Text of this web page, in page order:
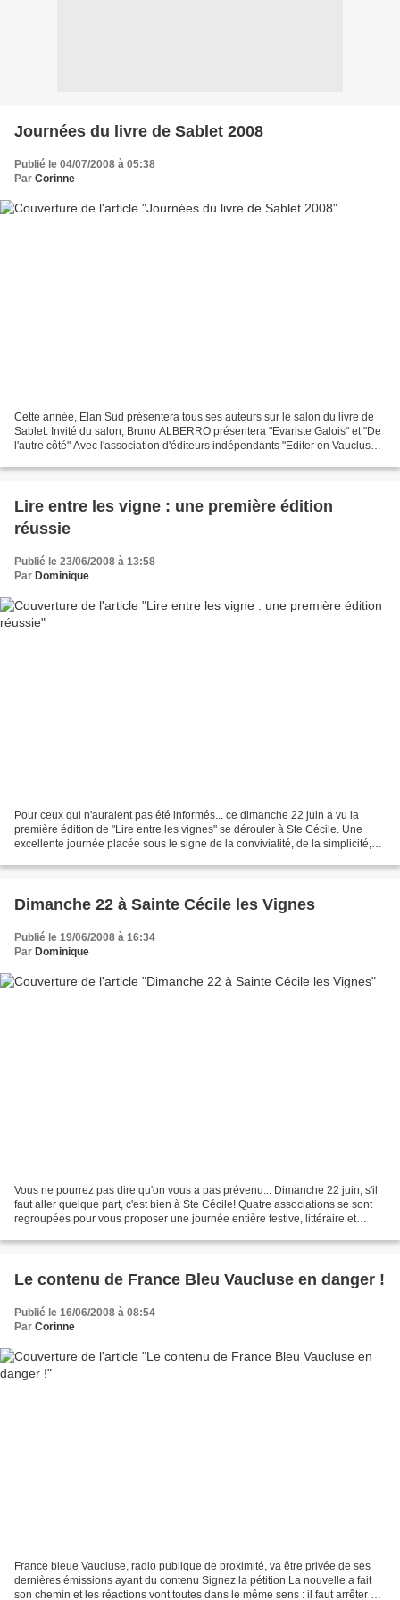
Journées du livre de Sablet 2008
Publié le 04/07/2008 à 05:38
Par Corinne
Cette année, Elan Sud présentera tous ses auteurs sur le salon du livre de
Sablet. Invité du salon, Bruno ALBERRO présentera "Evariste Galois" et "De
l'autre côté" Avec l'association d'éditeurs indépendants "Editer en Vaucluse"
Lire entre les vigne : une première édition
réussie
Publié le 23/06/2008 à 13:58
Par Dominique
Pour ceux qui n'auraient pas été informés... ce dimanche 22 juin a vu la
première édition de "Lire entre les vignes" se dérouler à Ste Cécile. Une
excellente journée placée sous le signe de la convivialité, de la simplicité,
Dimanche 22 à Sainte Cécile les Vignes
Publié le 19/06/2008 à 16:34
Par Dominique
Vous ne pourrez pas dire qu'on vous a pas prévenu... Dimanche 22 juin, s'il
faut aller quelque part, c'est bien à Ste Cécile! Quatre associations se sont
regroupées pour vous proposer une journée entière festive, littéraire et
Le contenu de France Bleu Vaucluse en danger !
Publié le 16/06/2008 à 08:54
Par Corinne
France bleue Vaucluse, radio publique de proximité, va être privée de ses
dernières émissions ayant du contenu Signez la pétition La nouvelle a fait
son chemin et les réactions vont toutes dans le même sens : il faut arrêter ça!